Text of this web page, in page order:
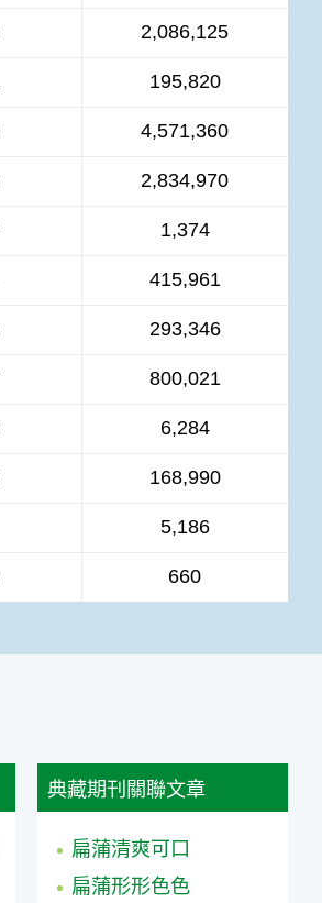
2,086,125
195,820
4,571,360
2,834,970
1,374
415,961
293,346
800,021
6,284
168,990
5,186
660
典藏期刊關聯文章
扁蒲清爽可口
扁蒲形形色色